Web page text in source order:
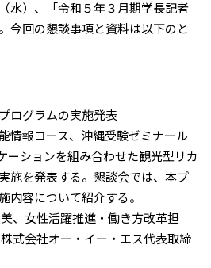
水）、「令和５年３月期学長記者
今回の懇談事項と資料は以下のと
ログラムの実施発表
情報コース、沖縄受験ゼミナール
ーションを組み合わせた観光型リカ
施を発表する。懇談会では、本プ
内容について紹介する。
、女性活躍推進・働き方改革担
会社オー・イー・エス代表取締